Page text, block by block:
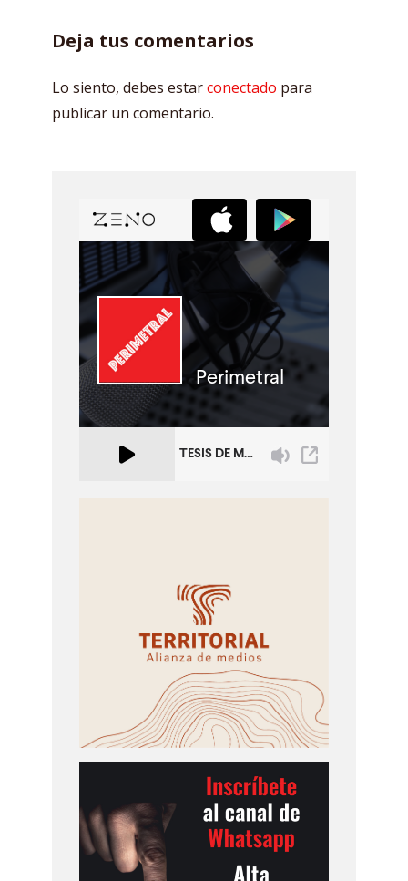
Deja tus comentarios
Lo siento, debes estarconectado para
publicar un comentario.